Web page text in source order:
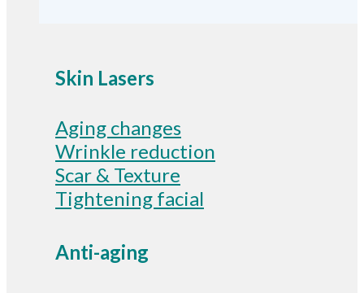
Skin Lasers
Aging changes
Wrinkle reduction
Scar & Texture
Tightening facial
Anti-aging